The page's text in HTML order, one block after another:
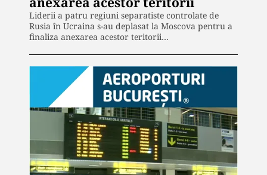
Liderii a patru regiuni separatiste controlate de
Rusia în Ucraina s-au deplasat la Moscova pentru a
finaliza anexarea acestor teritorii…